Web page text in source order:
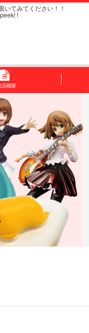
いてみてください！！
!
店概要